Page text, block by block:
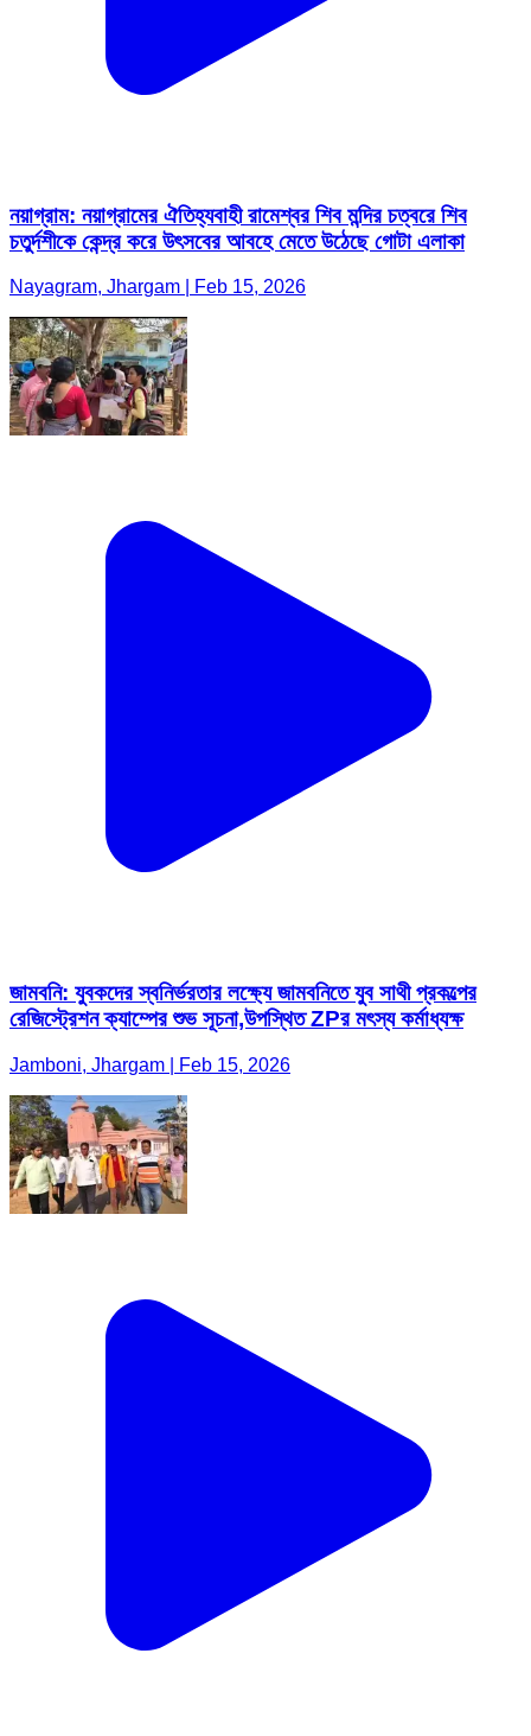
নয়াগ্রাম: নয়াগ্রামের ঐতিহ্যবাহী রামেশ্বর শিব মন্দির চত্বরে শিব
চতুর্দশীকে কেন্দ্র করে উৎসবের আবহে মেতে উঠেছে গোটা এলাকা
Nayagram, Jhargam | Feb 15, 2026
জামবনি: যুবকদের স্বনির্ভরতার লক্ষ্যে জামবনিতে যুব সাথী প্রকল্পের
রেজিস্ট্রেশন ক্যাম্পের শুভ সূচনা,উপস্থিত ZPর মৎস্য কর্মাধ্যক্ষ
Jamboni, Jhargam | Feb 15, 2026